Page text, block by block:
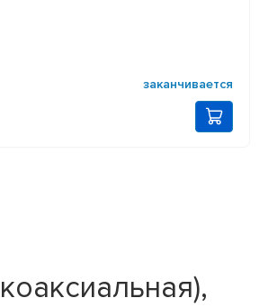
заканчивается